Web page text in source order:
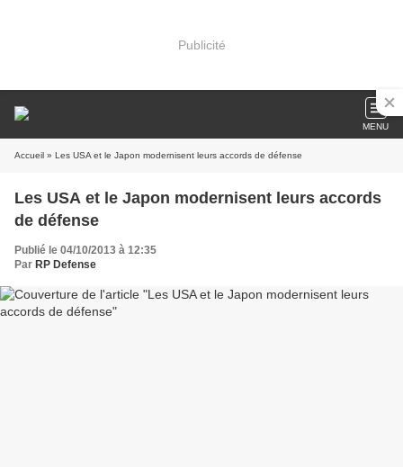
Publicité
MENU
Accueil » Les USA et le Japon modernisent leurs accords de défense
Les USA et le Japon modernisent leurs accords
de défense
Publié le 04/10/2013 à 12:35
Par RP Defense